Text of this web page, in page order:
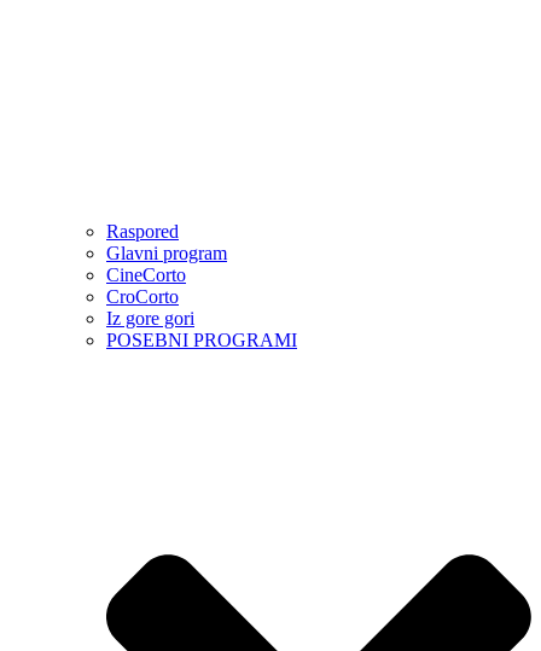
Raspored
Glavni program
CineCorto
CroCorto
Iz gore gori
POSEBNI PROGRAMI